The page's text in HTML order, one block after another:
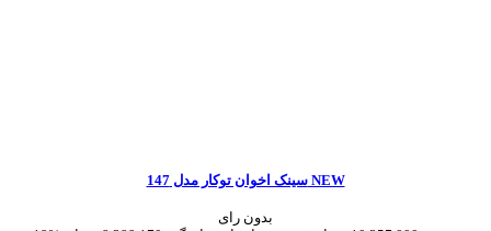
سینک اخوان توکار مدل 147 NEW
بدون رای